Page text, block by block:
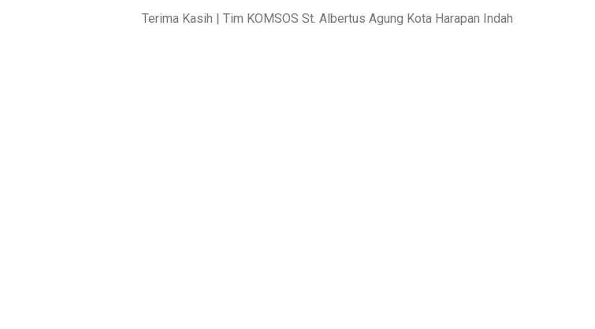
Terima Kasih | Tim KOMSOS St. Albertus Agung Kota Harapan Indah